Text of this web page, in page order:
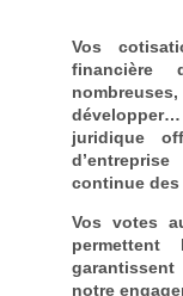
Vos
juridique
continue
Vos votes
permettent
notre